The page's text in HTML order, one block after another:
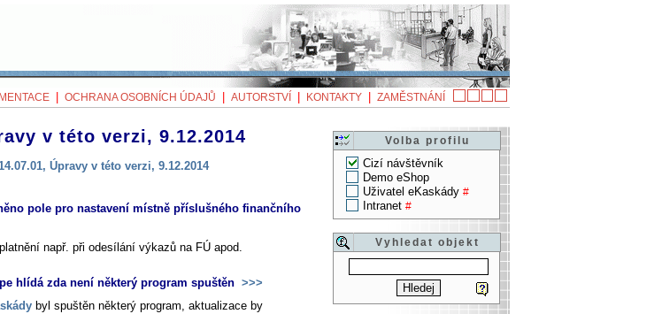
OCHRANA OSOBNÍCH ÚDAJŮ AUTORSTVÍ KONTAKTY ZAMĚSTNÁNÍ
Volba profilu
Cizí návštěvník
Demo eShop
Uživatel eKaskády #
Intranet #
Vyhledat objekt
v této verzi, 9.12.2014
14.07.01, Úpravy v této verzi, 9.12.2014
pole pro nastavení místně příslušného finančního
např. při odesílání výkazů na FÚ apod.
hlídá zda není některý program spuštěn >>>
byl spuštěn některý program, aktualizace by